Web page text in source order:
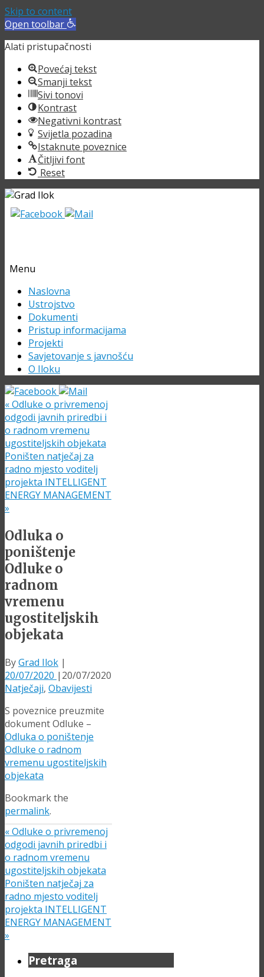
Skip to content
Open toolbar
Alati pristupačnosti
Povećaj tekst
Smanji tekst
Sivi tonovi
Kontrast
Negativni kontrast
Svijetla pozadina
Istaknute poveznice
Čitljivi font
Reset
Menu
Skip
content
Naslovna
Ustrojstvo
Dokumenti
Pristup informacijama
Projekti
Savjetovanje s javnošću
O Iloku
«Odluke o privremenoj
odgodi javnih priredbi i
o radnom vremenu
ugostiteljskih objekata
Poništen natječaj za
radno mjesto voditelj
projekta INTELLIGENT
ENERGY MANAGEMENT
»
Odluka o
poništenje
Odluke o
radnom
vremenu
ugostiteljskih
objekata
ByGrad Ilok |
20/07/2020 | 20/07/2020
Natječaji, Obavijesti
S poveznice preuzmite
dokument Odluke –
Odluka o poništenje
Odluke o radnom
vremenu ugostiteljskih
objekata
Bookmark the
permalink.
«Odluke o privremenoj
odgodi javnih priredbi i
o radnom vremenu
ugostiteljskih objekata
Poništen natječaj za
radno mjesto voditelj
projekta INTELLIGENT
ENERGY MANAGEMENT
»
Pretraga